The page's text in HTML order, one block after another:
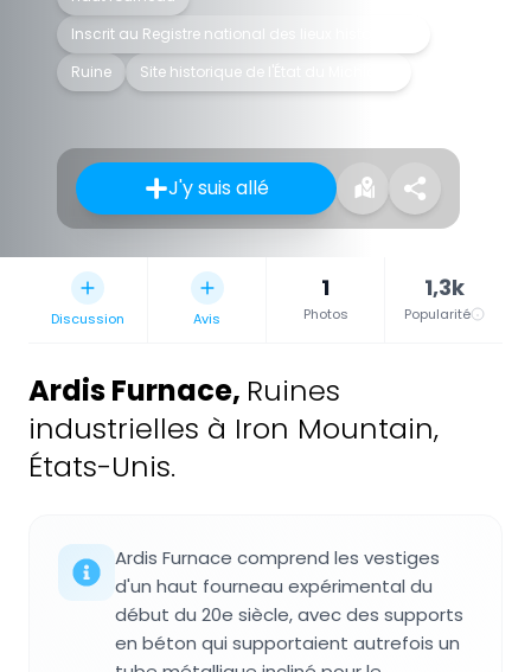
Inscrit au Registre national des lieux historiques
Ruine
Site historique de l'État du Michigan
J'y suis allé
Discussion Avis
1
Photos
1,3k
Popularité
Ardis Furnace, Ruines
industrielles à Iron Mountain,
États-Unis.
Ardis Furnace comprend les vestiges
d'un haut fourneau expérimental du
début du 20e siècle, avec des supports
en béton qui supportaient autrefois un